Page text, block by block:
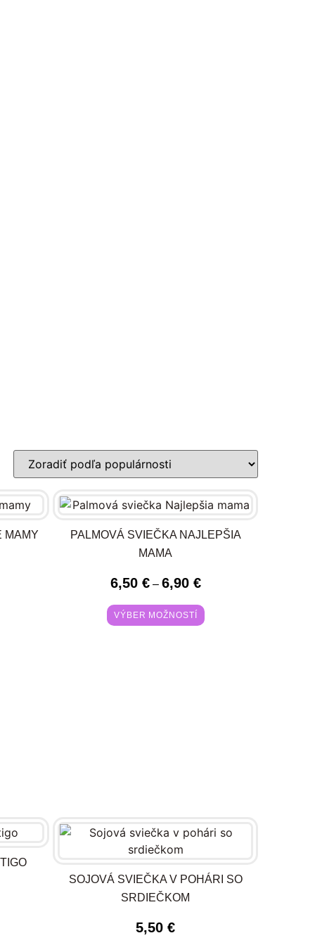
MAMY
PALMOVÁ SVIEČKA NAJLEPŠIA
MAMA
6,50 € – 6,90 €
VÝBER MOŽNOSTÍ
SOJOVÁ SVIEČKA V POHÁRI SO
SRDIEČKOM
5,50€